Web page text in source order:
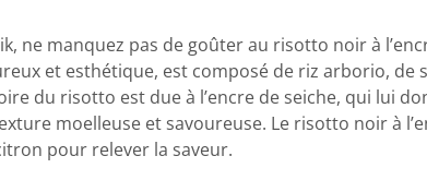
ne manquez pas de goûter au risotto noir à
et esthétique, est composé de riz arborio, de
du risotto est due à l’encre de seiche, qui lui
moelleuse et savoureuse. Le risotto noir à
pour relever la saveur.